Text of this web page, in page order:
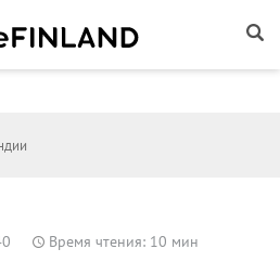
Время чтения: 10 мин